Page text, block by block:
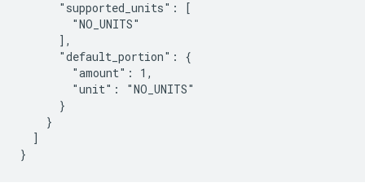
      "supported_units": [
        "NO_UNITS"
      ],
      "default_portion": {
        "amount": 1,
        "unit": "NO_UNITS"
      }
    }
  ]
}